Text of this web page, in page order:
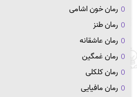
رمان خون اشامی
رمان طنز
رمان عاشقانه
رمان غمگین
رمان کلکلی
رمان مافیایی